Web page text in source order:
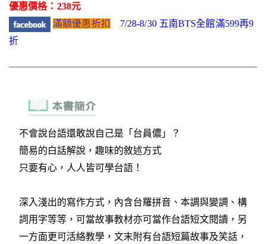
優惠價格：238元
滿額優惠折扣
7/28-8/30 五南BTS全館滿599再9
折